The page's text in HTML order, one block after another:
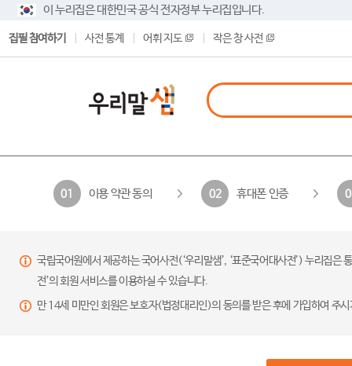
이 누리집은 대한민국 공식 전자정부 누리집입니다.
집필 참여하기 사전 통계 어휘 지도 작은 창 사전
01 이용 약관 동의 02 휴대폰 인증
국립국어원에서 제공하는 국어사전(‘우리말샘’, ‘표준국어대사전’) 누리집
전’의 회원 서비스를 이용하실 수 있습니다.
만 14세 미만인 회원은 보호자(법정대리인)의 동의를 받은 후에 가입하여 주